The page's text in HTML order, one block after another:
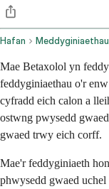
Hafan Meddyginiaethau
Mae Betaxolol yn
feddyginiaethau o'r
cyfradd eich calon a
ostwng pwysedd
gwaed trwy eich corff.
Mae'r feddyginiaeth
phwysedd gwaed